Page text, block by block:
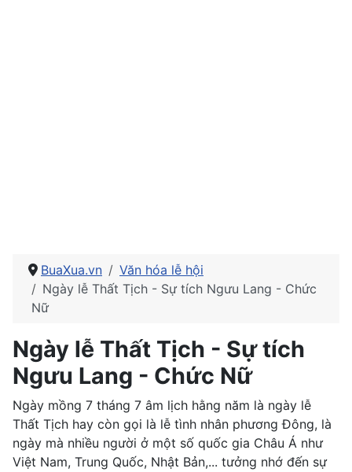
BuaXua.vn
Văn hóa lễ hội
Ngày lễ Thất Tịch - Sự tích Ngưu Lang - Chức
Nữ
Ngày lễ Thất Tịch - Sự tích
Ngưu Lang - Chức Nữ
Ngày mồng 7 tháng 7 âm lịch hằng năm là ngày lễ
Thất Tịch hay còn gọi là lễ tình nhân phương Đông, là
ngày mà nhiều người ở một số quốc gia Châu Á như
Việt Nam, Trung Quốc, Nhật Bản,... tưởng nhớ đến sự